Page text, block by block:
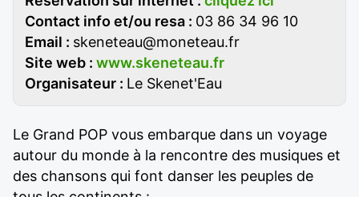
Contact info et/ou resa : 03 86 34 96 10
Email : skeneteau@moneteau.fr
Site web : www.skeneteau.fr
Organisateur : Le Skenet'Eau
Le Grand POP vous embarque dans un voyage
autour du monde à la rencontre des musiques et
des chansons qui font danser les peuples de